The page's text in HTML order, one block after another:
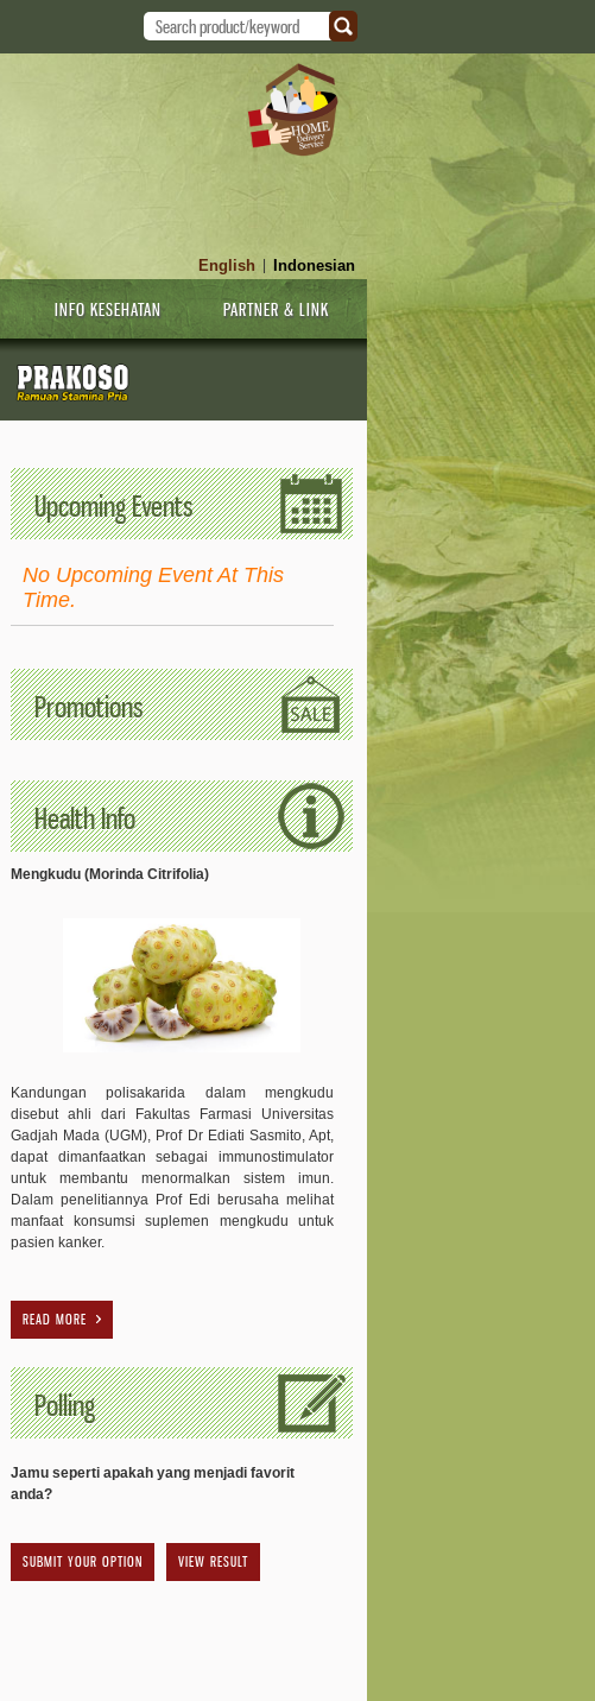
English Indonesian
INFO KESEHATAN PARTNER & LINK
Upcoming Events
No Upcoming Event At This
Time.
Promotions
Health Info
Mengkudu (Morinda Citrifolia)
Kandungan polisakarida dalam mengkudu
disebut ahli dari Fakultas Farmasi Universitas
Gadjah Mada (UGM), Prof Dr Ediati Sasmito, Apt,
dapat dimanfaatkan sebagai immunostimulator
untuk membantu menormalkan sistem imun.
Dalam penelitiannya Prof Edi berusaha melihat
manfaat konsumsi suplemen mengkudu untuk
pasien kanker.
READ MORE
Polling
Jamu seperti apakah yang menjadi favorit
anda?
VIEW RESULT